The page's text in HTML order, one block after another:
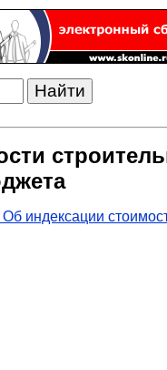
индексации